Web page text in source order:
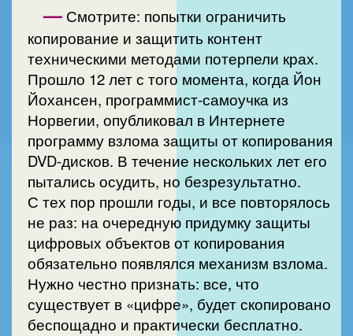
— Смотрите: попытки ограничить
копирование и защитить контент
техническими методами потерпели крах.
Прошло 12 лет с того момента, когда Йон
Йохансен, программист-самоучка из
Норвегии, опубликовал в Интернете
программу взлома защиты от копирования
DVD-дисков. В течение нескольких лет его
пытались осудить, но безрезультатно.
С тех пор прошли годы, и все повторялось
не раз: на очередную придумку защиты
цифровых объектов от копирования
обязательно появлялся механизм взлома.
Нужно честно признать: все, что
существует в «цифре», будет скопировано
беспощадно и практически бесплатно.